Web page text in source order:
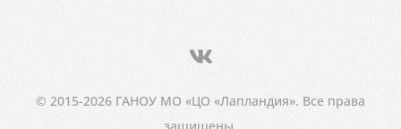
© 2015-2026 ГАНОУ МО «ЦО «Лапландия». Все права